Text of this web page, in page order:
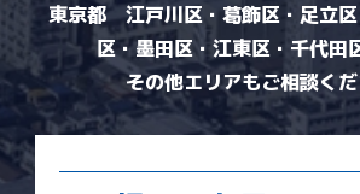
東京都 江戸川区・葛飾区・足立
区・墨田区・江東区・千代田
その他エリアもご相談く